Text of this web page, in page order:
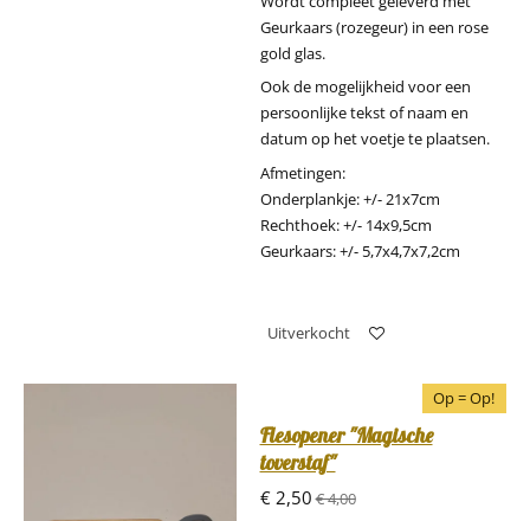
Geurkaars (rozegeur) in een rose
gold glas.
Ook de mogelijkheid voor een
persoonlijke tekst of naam en
datum op het voetje te plaatsen.
Afmetingen:
Onderplankje: +/- 21x7cm
Rechthoek: +/- 14x9,5cm
Geurkaars: +/- 5,7x4,7x7,2cm
Uitverkocht
Op = Op!
Flesopener "Magische
toverstaf"
€ 2,50€ 4,00